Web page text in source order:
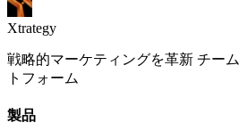
Xtrategy
戦略的マーケティングを革新 チー
トフォーム
製品